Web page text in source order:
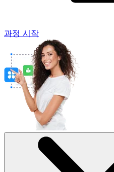
과정 시작